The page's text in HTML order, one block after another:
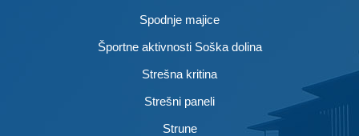
Spodnje majice
Športne aktivnosti Soška dolina
Strešna kritina
Strešni paneli
Strune